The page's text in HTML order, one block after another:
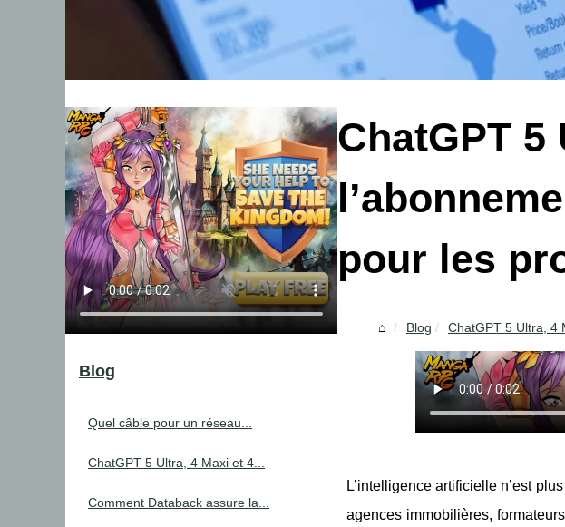
ChatGPT 5
pour les
Blog ChatGPT 5 Ultra, 4
L’intelligence artificielle n’est
agences immobilières,
Blog
Quel câble pour un réseau...
ChatGPT 5 Ultra, 4 Maxi et 4...
Comment Databack assure la...